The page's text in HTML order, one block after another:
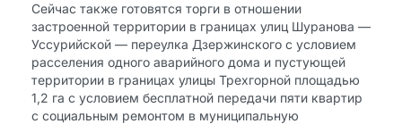
Сейчас также готовятся торги в отношении
застроенной территории в границах улиц Шуранова —
Уссурийской — переулка Дзержинского с условием
расселения одного аварийного дома и пустующей
территории в границах улицы Трехгорной площадью
1,2 га с условием бесплатной передачи пяти квартир
с социальным ремонтом в муниципальную